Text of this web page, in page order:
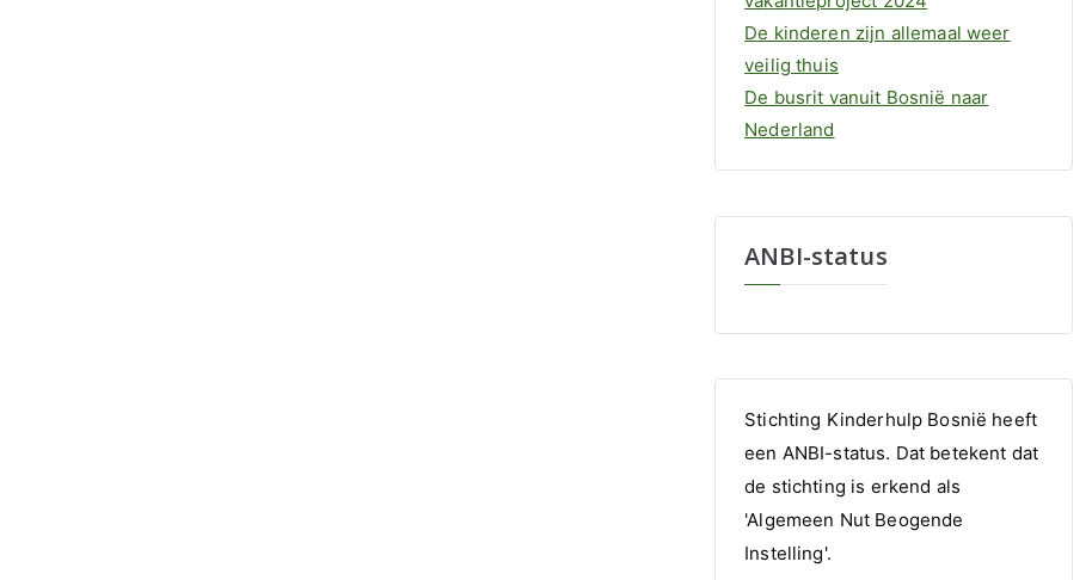
De kinderen zijn allemaal weer
veilig thuis
De busrit vanuit Bosnië naar
Nederland
ANBI-status
Stichting Kinderhulp Bosnië heeft
een ANBI-status. Dat betekent dat
de stichting is erkend als
'Algemeen Nut Beogende
Instelling'.